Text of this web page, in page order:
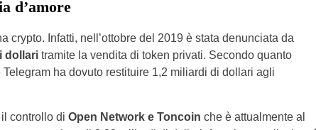
d’amore
crypto. Infatti, nell’ottobre del 2019 è stata denunciata da
dollaritramite la vendita di token privati. Secondo quanto
ha dovuto restituire 1,2 miliardi di dollari agli
controllo di Open Network e Toncoin che è attualmente al